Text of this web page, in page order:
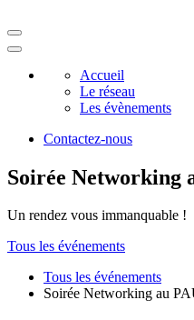
Accueil
Le réseau
Les évènements
Contactez-nous
Soirée Networking
Un rendez vous immanquable !
Tous les événements
Tous les événements
Soirée Networking au